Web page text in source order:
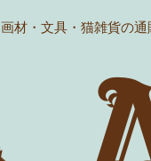
画材・文具・猫雑貨の